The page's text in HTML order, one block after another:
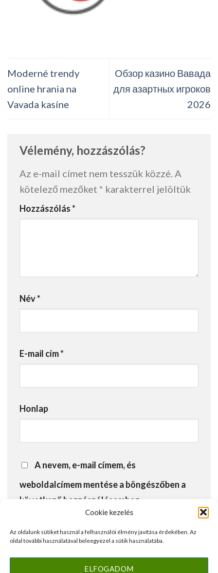
Cookie kezelés
Az oldalunk sütiket használ a felhasználói élmény javítása érdekében. Az
oldal további használatával beleegyezel a sütik használatába.
ELFOGADOM
Moderné trendy
online hrania na
Vavada kasíne
Обзор казино Вавада
для азартных игроков
2026
Vélemény, hozzászólás?
Az e-mail címet nem tesszük közzé.A
kötelező mezőket * karakterrel jelöltük
Hozzászólás*
Név*
E-mail cím*
Honlap
A nevem, e-mail címem, és
weboldalcímem mentése a böngészőben a
következő hozzászólásomhoz.